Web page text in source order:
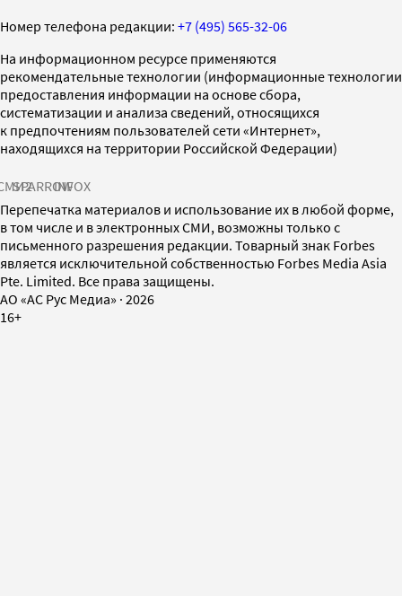
Номер телефона редакции: +7 (495) 565-32-06
На информационном ресурсе применяются
рекомендательные технологии (информационные технологии
предоставления информации на основе сбора,
систематизации и анализа сведений, относящихся
к предпочтениям пользователей сети «Интернет»,
находящихся на территории Российской Федерации)
SPARROWINFOX
Перепечатка материалов и использование их в любой форме,
в том числе и в электронных СМИ, возможны только с
письменного разрешения редакции. Товарный знак Forbes
является исключительной собственностью Forbes Media Asia
Pte. Limited. Все права защищены.
AO «АС Рус Медиа» · 2026
16+